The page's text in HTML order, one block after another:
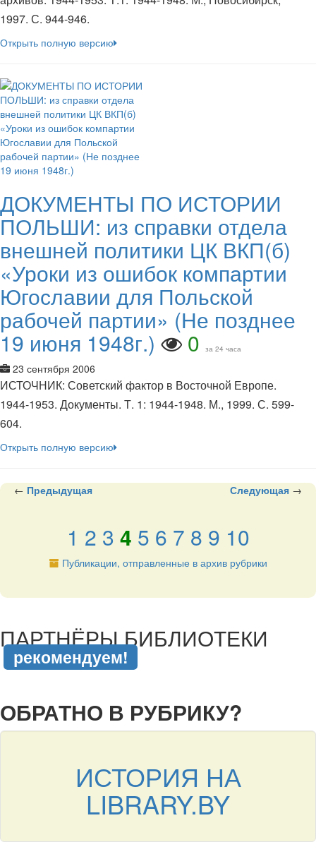
1997. С. 944-946.
Открыть полную версию
ДОКУМЕНТЫ ПО ИСТОРИИ
ПОЛЬШИ: из справки отдела
внешней политики ЦК ВКП(б)
«Уроки из ошибок компартии
Югославии для Польской
рабочей партии» (Не позднее
19 июня 1948г.) 0 за 24 часа
23 сентября 2006
ИСТОЧНИК: Советский фактор в Восточной Европе.
1944-1953. Документы. Т. 1: 1944-1948. М., 1999. С. 599-
604.
Открыть полную версию
← Предыдущая Следующая →
1 2 3 4 5 6 7 8 9 10
Публикации, отправленные в архив рубрики
ПАРТНЁРЫ БИБЛИОТЕКИ
рекомендуем!
ОБРАТНО В РУБРИКУ?
ИСТОРИЯ НА
LIBRARY.BY